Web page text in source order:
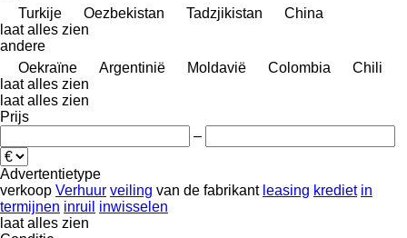
Turkije
Oezbekistan Tadzjikistan
China
laat alles zien
andere
Oekraïne
Argentinië Moldavië Colombia
Chili
laat alles zien
laat alles zien
Prijs
–
Advertentietype
verkoop Verhuur veiling van de fabrikant leasing krediet in
termijnen inruil inwisselen
laat alles zien